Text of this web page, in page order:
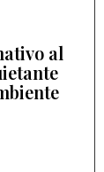
al